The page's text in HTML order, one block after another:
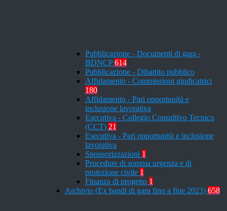
Pubblicazione - Documenti di gara -
BDNCP614
Pubblicazione - Dibattito pubblico
Affidamento - Commissioni giudicatrici
180
Affidamento - Pari opportunità e
inclusione lavorativa
Esecutiva - Collegio Consultivo Tecnico
(CCT) 21
Esecutiva - Pari opportunità e inclusione
lavorativa
Sponsorizzazioni 1
Procedure di somma urgenza e di
protezione civile 1
Finanza di progetto 1
Archivio (Ex bandi di gara fino a fine 2023) 658